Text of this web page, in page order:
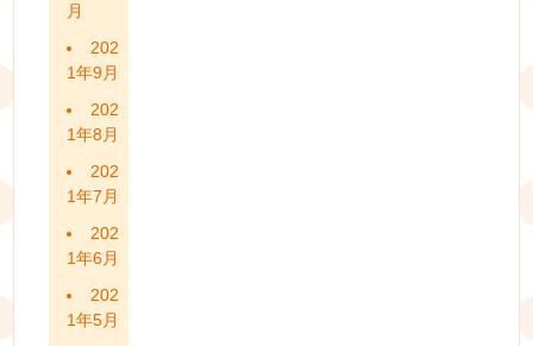
月
202
1年9月
202
1年8月
202
1年7月
202
1年6月
202
1年5月